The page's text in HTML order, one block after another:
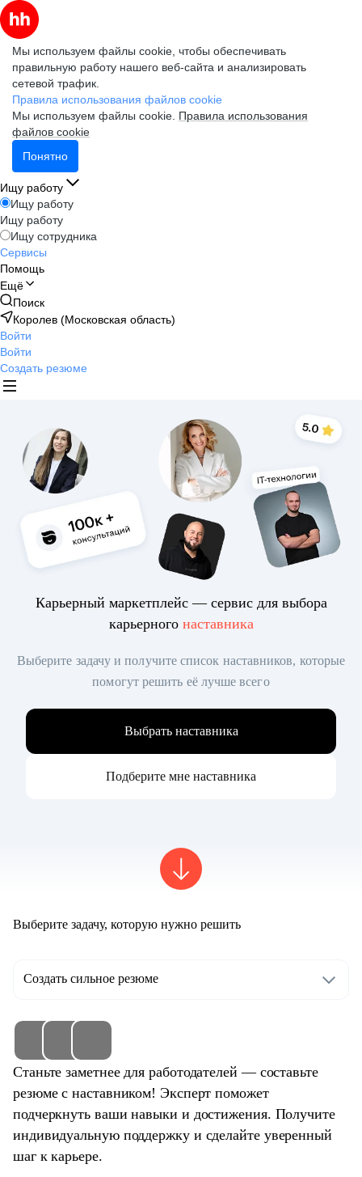
Мы используем файлы cookie, чтобы обеспечивать
правильную работу нашего веб-сайта и анализировать
сетевой трафик.
Правила использования файлов cookie
Мы используем файлы cookie. Правила использования
файлов cookie
Понятно
Ищу работу
Ищу работу
Ищу работу
Ищу сотрудника
Сервисы
Помощь
Ещё
Поиск
Королев (Московская область)
Войти
Войти
Создать резюме
Карьерный маркетплейс — сервис для выбора
карьерного наставника
Выберите задачу и получите список наставников, которые
помогут решить её лучше всего
Выбрать наставника
Подберите мне наставника
Выберите задачу, которую нужно решить
Создать сильное резюме
Станьте заметнее для работодателей — составьте
резюме с наставником! Эксперт поможет
подчеркнуть ваши навыки и достижения. Получите
индивидуальную поддержку и сделайте уверенный
шаг к карьере.